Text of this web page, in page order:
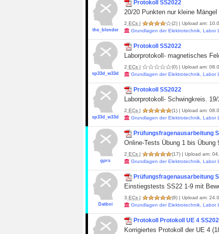
the_blender
Protokoll SS2022
20/20 Punkten nur kleine
2 ECs | (2) | Upload am:
Grundlagen der Elektrotechnik, Labor
sp33d_w33d
Protokoll SS2022
Laborprotokoll- magnetisches
2 ECs | (0) | Upload am:
Grundlagen der Elektrotechnik, Labor
sp33d_w33d
Protokoll SS2022
Laborprotokoll- Schwingkreis.
2 ECs | (1) | Upload am:
Grundlagen der Elektrotechnik, Labor
gprs
Prüfungsfragenausarbeitung
Online-Tests Übung 1 bis Übung
2 ECs | (17) | Upload am:
Grundlagen der Elektrotechnik, Labor
Datboi
Prüfungsfragenausarbeitung
Einstiegstests SS22 1-9 mit
3 ECs | (8) | Upload am:
Grundlagen der Elektrotechnik, Labor
Protokoll Protokoll UE 4
Korrigiertes Protokoll der UE 4